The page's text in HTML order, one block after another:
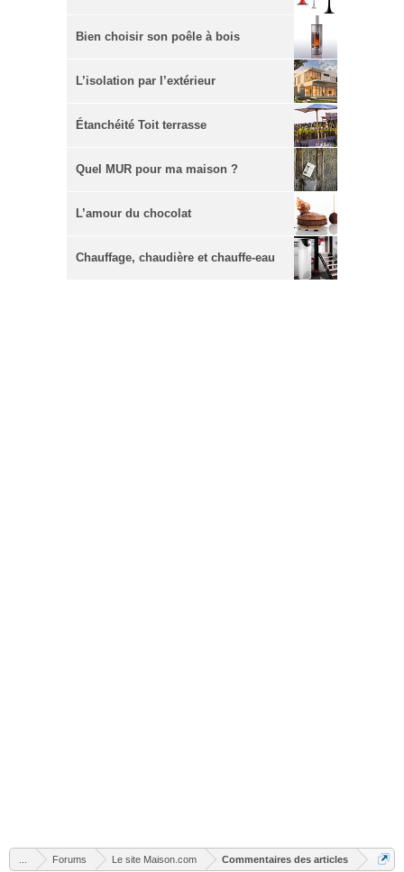
Bien choisir son poêle à bois
L’isolation par l’extérieur
Étanchéité Toit terrasse
Quel MUR pour ma maison ?
L’amour du chocolat
Chauffage, chaudière et chauffe-eau
Forums Le site Maison.com Commentaires des articles